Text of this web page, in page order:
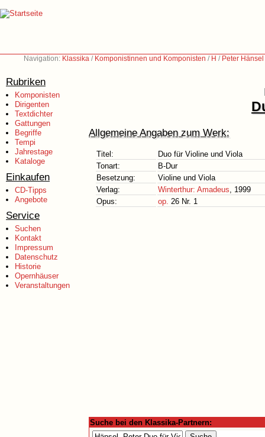
Navigation: Klassika / Komponistinnen und Komponisten / H / Peter
Rubriken
Komponisten
Dirigenten
Textdichter
Gattungen
Begriffe
Tempi
Jahrestage
Kataloge
Einkaufen
CD-Tipps
Angebote
Service
Suchen
Kontakt
Impressum
Datenschutz
Historie
Opernhäuser
Veranstaltungen
Allgemeine Angaben zum Werk:
Titel:
Duo für Violine und Viola
Tonart:
B-Dur
Besetzung:
Violine und Viola
Verlag:
Winterthur: Amadeus, 1999
Opus:
op. 26 Nr. 1
Suche bei den Klassika-Partnern: